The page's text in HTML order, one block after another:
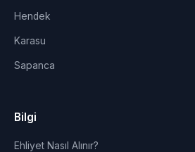
Hendek
Karasu
Sapanca
Bilgi
Ehliyet Nasıl Alınır?